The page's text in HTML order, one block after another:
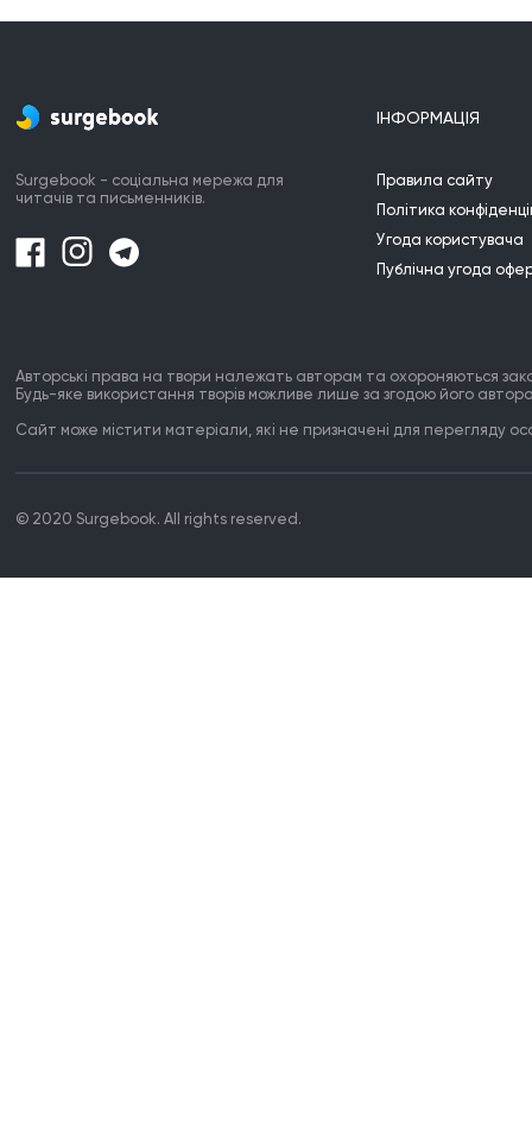
Surgebook - соціальна мережа для
читачів та письменників.
ІНФОРМАЦІЯ
Правила сайту
Політика
Угода користувача
Публічна угода
Авторські права на твори належать авторам та охороняються
Будь-яке використання творів можливе лише за згодою його
Сайт може містити матеріали, які не призначені для перегляду
© 2020 Surgebook. All rights reserved.